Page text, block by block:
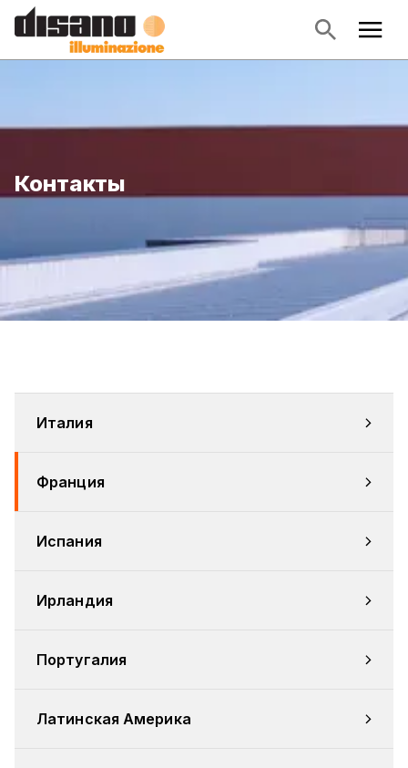
Контакты
Италия
Франция
Испания
Ирландия
Португалия
Латинская Америка